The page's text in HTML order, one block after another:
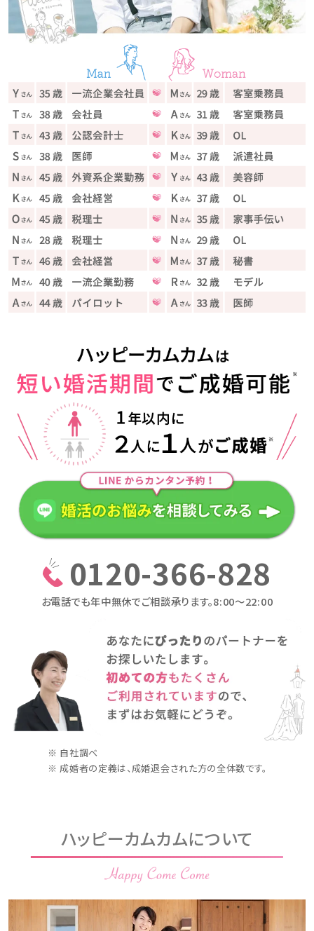
0120-366-828
お電話でも年中無休でご相談承ります。8:00〜22:00
※ 自社調べ
※ 成婚者の定義は、成婚退会された方の全体数です。
ハッピーカムカムについて